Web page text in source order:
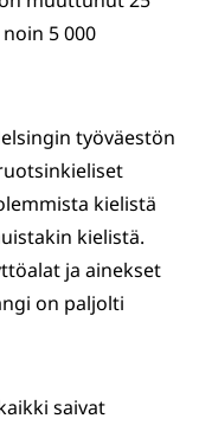
5 000
työväestön
kielistä
kielistä.
ja ainekset
on paljolti
saivat